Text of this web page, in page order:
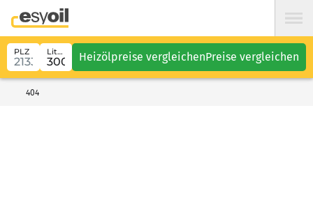
PLZ Liter Heizölpreise vergleichenPreise vergleichen
404